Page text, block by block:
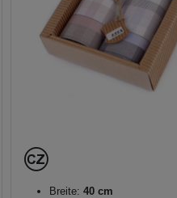
Breite: 40 cm